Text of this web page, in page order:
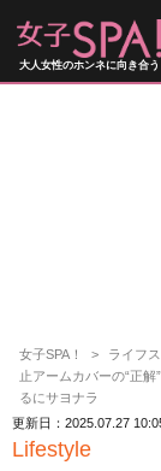
大人女性のホンネに向き合う
女子SPA！ ライフ
止アームカバーの“正
るにサヨナラ
更新日：2025.07.27
Lifestyle